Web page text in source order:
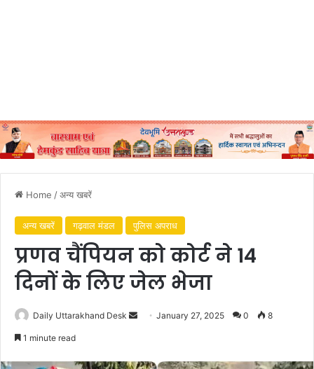
Home /अन्य खबरें
अन्य खबरें गढ़वाल मंडल पुलिस अपराध
प्रणव चैंपियन को कोर्ट ने 14
दिनों के लिए जेल भेजा
Daily Uttarakhand Desk
d
January 27, 2025 0 8
1 minute read